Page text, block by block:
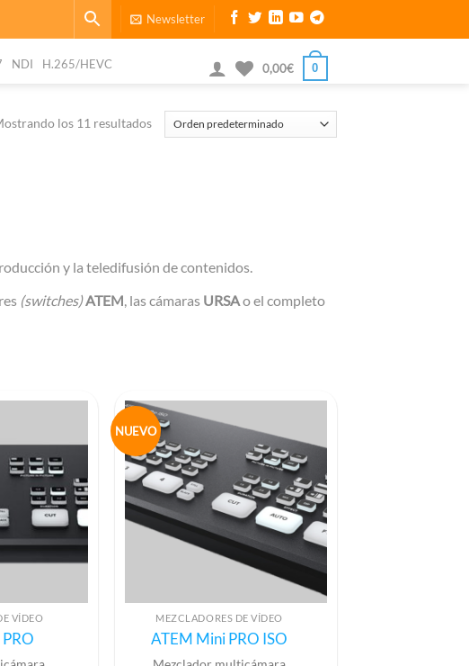
Newsletter
NDI H.265/HEVC 0,00€ 0
los 11 resultados
y la teledifusión de contenidos.
(switches) ATEM , las cámaras URSAo el completo
VÍDEO
NUEVO
MEZCLADORES DE VÍDEO
ATEM Mini PRO ISO